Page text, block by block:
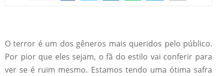
O terror é um dos gêneros mais queridos pelo público.
Por pior que eles sejam, o fã do estilo vai conferir para
ver se é ruim mesmo. Estamos tendo uma ótima safra